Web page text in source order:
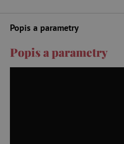
Popis a parametry
Popis a parametry